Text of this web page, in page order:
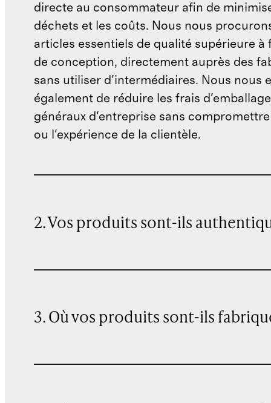
directe au consommateur afin de
déchets et les coûts. Nous nous
articles essentiels de qualité supérieure à
de conception, directement auprès des
sans utiliser d'intermédiaires. Nous nous
également de réduire les frais
généraux d'entreprise sans
ou l'expérience de la clientèle.
2. Vos produits sont-ils
3. Où vos produits sont-ils